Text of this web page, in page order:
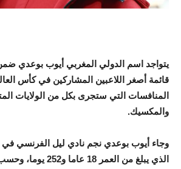
يتواجد اسم الدولي المغربي أيوب بوعدي
المنافسات التي ستجرى بكل من الولايات
والمكسيك.
وجاء أيوب بوعدي نجم نادي ليل الفرنسي في
الذي يبلغ من العمر 18